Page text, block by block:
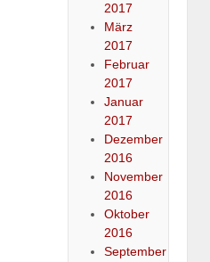
2017
März
2017
Februar
2017
Januar
2017
Dezember
2016
November
2016
Oktober
2016
September